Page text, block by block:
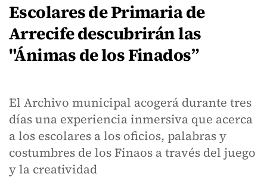
Escolares de Primaria de
Arrecife descubrirán las
"Ánimas de los Finados”
El Archivo municipal acogerá durante tres
días una experiencia inmersiva que acerca
a los escolares a los oficios, palabras y
costumbres de los Finaos a través del juego
y la creatividad